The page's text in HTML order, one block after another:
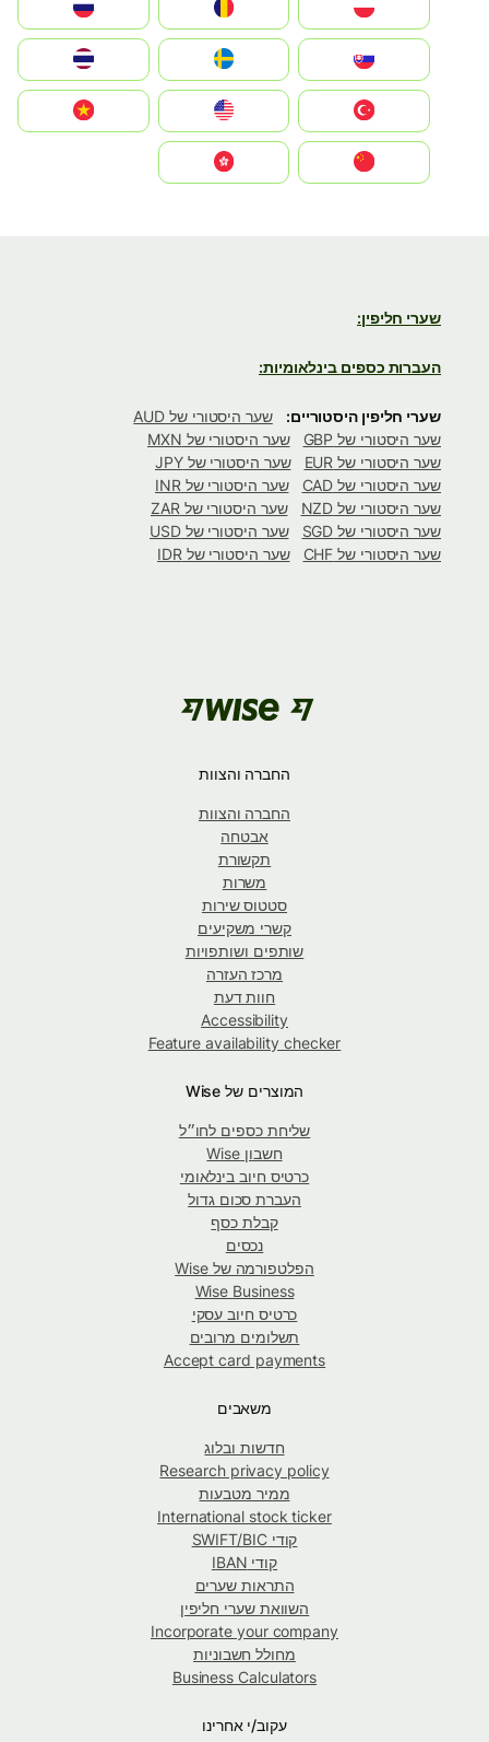
România
Slovensko
United States
Vietnam
שערי חליפין:
העברות כספים בינלאומיות:
שערי חליפין היסטוריים:
שער היסטורי של AUD
שער היסטורי של GBP
שער היסטורי של MXN
שער היסטורי של EUR
שער היסטורי של JPY
שער היסטורי של CAD
שער היסטורי של INR
שער היסטורי של NZD
שער היסטורי של ZAR
שער היסטורי של SGD
שער היסטורי של USD
שער היסטורי של CHF
שער היסטורי של IDR
החברה והצוות
החברה והצוות
אבטחה
תקשורת
משרות
סטטוס שירות
קשרי משקיעים
שותפים ושותפויות
מרכז העזרה
חוות דעת
Accessibility
Feature availability checker
המוצרים של Wise
שליחת כספים לחו״ל
חשבון Wise
כרטיס חיוב בינלאומי
העברת סכום גדול
קבלת כסף
נכסים
הפלטפורמה של Wise
Wise Business
כרטיס חיוב עסקי
תשלומים מרובים
Accept card payments
משאבים
חדשות ובלוג
Research privacy policy
ממיר מטבעות
International stock ticker
קודי SWIFT/BIC
קודי IBAN
התראות שערים
השוואת שערי חליפין
Incorporate your company
מחולל חשבוניות
Business Calculators
עקוב/י אחרינו